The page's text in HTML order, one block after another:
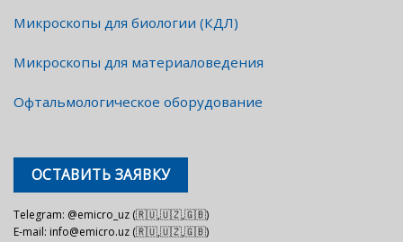
Микроскопы для биологии (КДЛ)
Микроскопы для материаловедения
Офтальмологическое оборудование
ОСТАВИТЬ ЗАЯВКУ
Telegram: @emicro_uz (🇷🇺,🇺🇿,🇬🇧)
E-mail: info@emicro.uz (🇷🇺,🇺🇿,🇬🇧)